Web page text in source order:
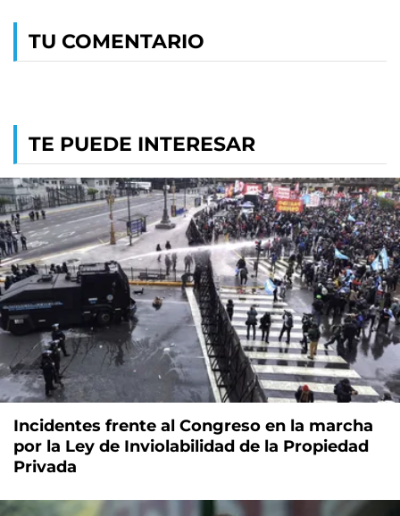
TU COMENTARIO
TE PUEDE INTERESAR
Incidentes frente al Congreso en la marcha
por la Ley de Inviolabilidad de la Propiedad
Privada